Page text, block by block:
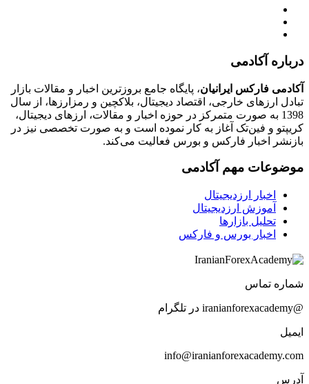
درباره آکادمی
آکادمی فارکس ایرانیان، پایگاه جامع بروزترین اخبار و مقالات بازار
تبادل ارزهای خارجی، اقتصاد دیجیتال، بلاکچین و رمزارزها، از سال
1398 به صورت متمرکز در حوزه اخبار و مقالات، ارزهای‌ دیجیتال،
کریپتو و فین‌تک آغاز به کار نموده است و به صورت تخصصی نیز در
بازنشر اخبار فارکس و بورس فعالیت می‌کند.
موضوعات مهم آکادمی
اخبار ارزدیجیتال
آموزش ارزدیجیتال
تحلیل بازارها
اخبار بورس و فارکس
شماره تماس
@iranianforexacademy در تلگرام
ایمیل
info@iranianforexacademy.com
آدرس